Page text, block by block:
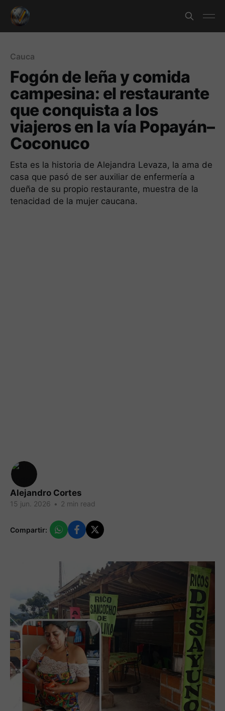
Cauca
Fogón de leña y comida
campesina: el restaurante
que conquista a los
viajeros en la vía Popayán–
Coconuco
Esta es la historia de Alejandra Levaza, la ama de
casa que pasó de ser auxiliar de enfermería a
dueña de su propio restaurante, muestra de la
tenacidad de la mujer caucana.
Alejandro Cortes
15 jun. 2026 • 2 min read
Compartir: